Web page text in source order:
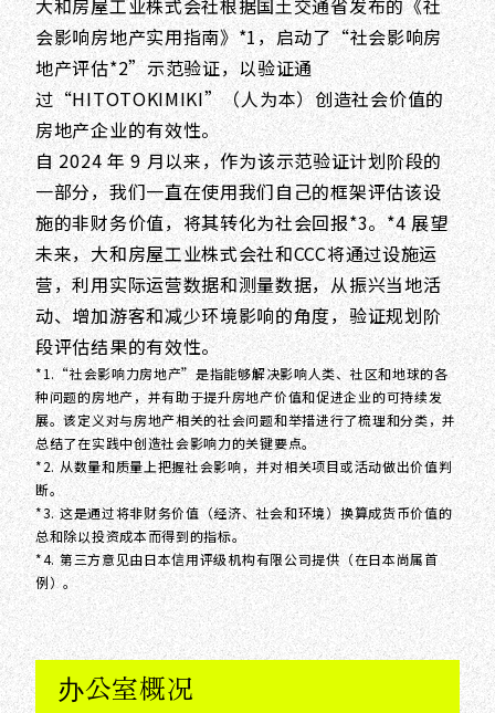
会影响房地产实用指南》*1，启动了“社会影响房
地产评估*2”示范验证，以验证通
过“HITOTOKIMIKI”（人为本）创造社会价值的
房地产企业的有效性。
自 2024 年 9 月以来，作为该示范验证计划阶段的
一部分，我们一直在使用我们自己的框架评估该设
施的非财务价值，将其转化为社会回报*3。*4 展望
未来，大和房屋工业株式会社和CCC将通过设施运
营，利用实际运营数据和测量数据，从振兴当地活
动、增加游客和减少环境影响的角度，验证规划阶
段评估结果的有效性。
*1.“社会影响力房地产”是指能够解决影响人类、社区和地球的各
种问题的房地产，并有助于提升房地产价值和促进企业的可持续发
展。该定义对与房地产相关的社会问题和举措进行了梳理和分类，并
总结了在实践中创造社会影响力的关键要点。
*2. 从数量和质量上把握社会影响，并对相关项目或活动做出价值判
断。
*3. 这是通过将非财务价值（经济、社会和环境）换算成货币价值的
总和除以投资成本而得到的指标。
*4. 第三方意见由日本信用评级机构有限公司提供（在日本尚属首
例）。
办公室概况